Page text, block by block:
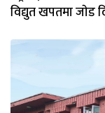
विद्युत खपतमा जाेड